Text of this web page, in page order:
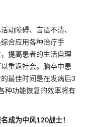
动障碍、言语不清、
合应用各种治疗手
提高患者的生活自理
重返社会。脑卒中患
最佳时间是在发病后3
种功能恢复的效率将有
成为中风120战士！